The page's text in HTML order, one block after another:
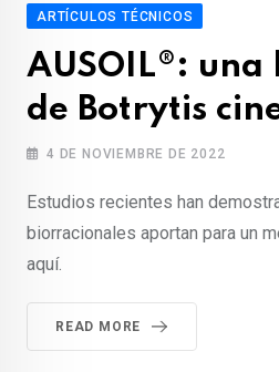
ARTÍCULOS TÉCNICOS
AUSOIL®:
de Botrytis
4 DE NOVIEMBRE DE 2022
Estudios recientes han
biorracionales aportan para un
aquí.
READ MORE